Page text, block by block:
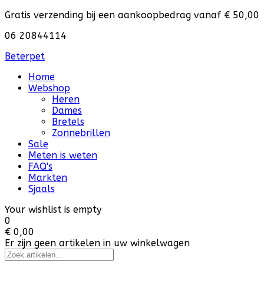
Gratis verzending bij een aankoopbedrag vanaf € 50,00
06 20844114
Beterpet
Home
Webshop
Heren
Dames
Bretels
Zonnebrillen
Sale
Meten is weten
FAQ's
Markten
Sjaals
Your wishlist is empty
0
€ 0,00
Er zijn geen artikelen in uw winkelwagen